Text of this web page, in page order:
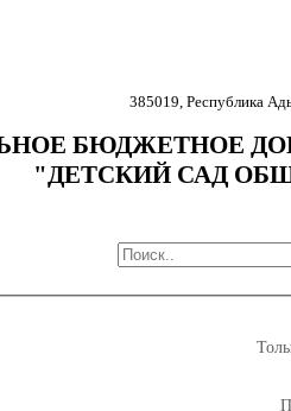
385019, Республика
БЮДЖЕТНОЕ
"ДЕТСКИЙ САД